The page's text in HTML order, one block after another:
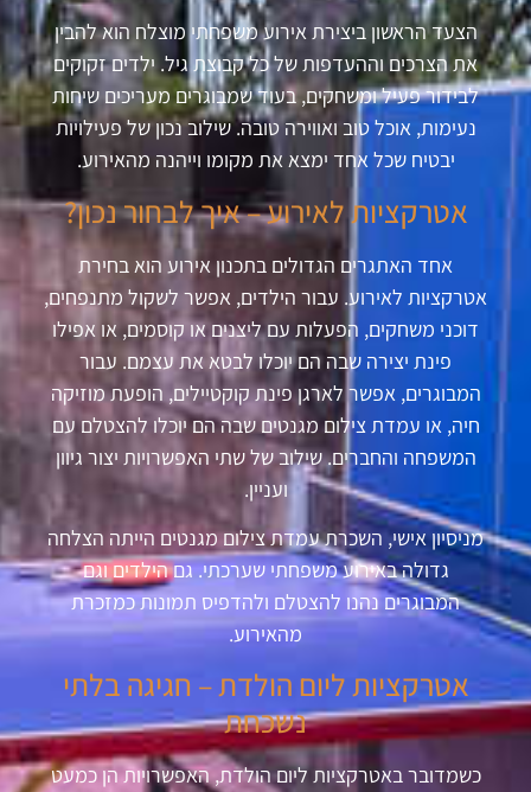
הצעד הראשון ביצירת אירוע משפחתי מוצלח הוא להבין
את הצרכים וההעדפות של כל קבוצת גיל. ילדים זקוקים
לבידור פעיל ומשחקים, בעוד שמבוגרים מעריכים שיחות
נעימות, אוכל טוב ואווירה טובה. שילוב נכון של פעילויות
יבטיח שכל אחד ימצא את מקומו וייהנה מהאירוע.
אטרקציות לאירוע – איך לבחור נכון?
אחד האתגרים הגדולים בתכנון אירוע הוא בחירת
אטרקציות לאירוע. עבור הילדים, אפשר לשקול מתנפחים,
דוכני משחקים, הפעלות עם ליצנים או קוסמים, או אפילו
פינת יצירה שבה הם יוכלו לבטא את עצמם. עבור
המבוגרים, אפשר לארגן פינת קוקטיילים, הופעת מוזיקה
חיה, או עמדת צילום מגנטים שבה הם יוכלו להצטלם עם
המשפחה והחברים. שילוב של שתי האפשרויות יצור גיוון
ועניין.
מניסיון אישי, השכרת עמדת צילום מגנטים הייתה הצלחה
גדולה באירוע משפחתי שערכתי. גם הילדים וגם
המבוגרים נהנו להצטלם ולהדפיס תמונות כמזכרת
מהאירוע.
אטרקציות ליום הולדת – חגיגה בלתי
נשכחת
כשמדובר באטרקציות ליום הולדת, האפשרויות הן כמעט